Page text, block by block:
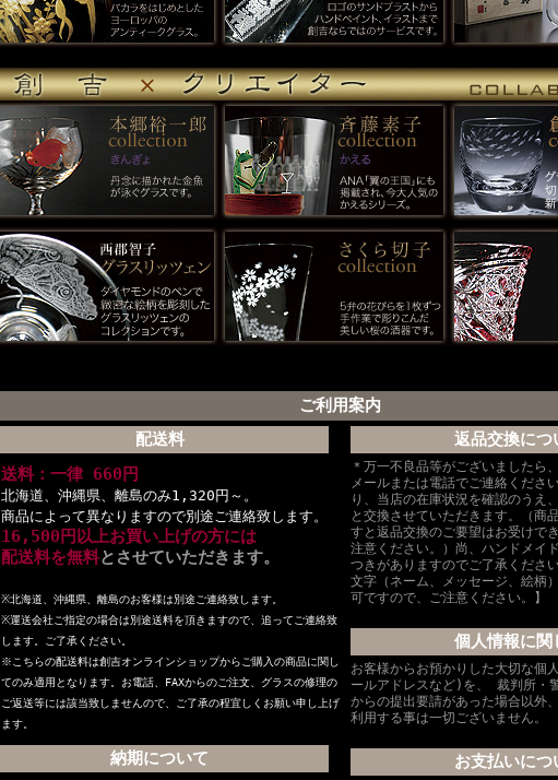
ご利用案内
配送料
送料：一律 660円
北海道、沖縄県、離島のみ1,320円～。
商品によって異なりますので別途ご連絡致します。
16,500円以上お買い上げの方には
配送料を無料とさせていただきます。
※北海道、沖縄県、離島のお客様は別途ご連絡致します。
※運送会社ご指定の場合は別途送料を頂きますので、追ってご連絡致
します。ご了承ください。
※こちらの配送料は創吉オンラインショップからご購入の商品に関し
てのみ適用となります。お電話、FAXからのご注文、グラスの修理の
ご返送等には該当致しませんので、ご了承の程宜しくお願い申し上げ
ます。
納期について
返品交換につ
＊万一不良品等がございましたら
メールまたは電話でご連絡くださ
り、当店の在庫状況を確認のうえ
と交換させていただきます。（商
すと返品交換のご要望はお受けで
注意ください。）尚、ハンドメイ
つきがありますのでご了承くださ
文字（ネーム、メッセージ、絵柄
可ですので、ご注意ください。】
個人情報に関
お客様からお預かりした大切な個
ールアドレスなど)を、 裁判所・
からの提出要請があった場合以外
利用する事は一切ございません。
お支払いにつ